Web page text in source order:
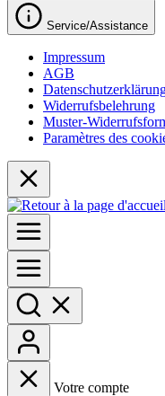
Service/Assistance
Impressum
AGB
Widerrufsbelehrung
Muster-
Paramètres des
Votre compte